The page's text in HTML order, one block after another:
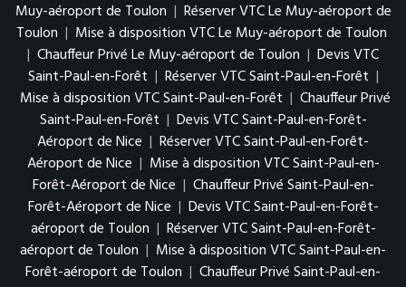
Muy-aéroport de Toulon | Réserver VTC Le Muy-aéroport de
Toulon | Mise à disposition VTC Le Muy-aéroport de Toulon
| Chauffeur Privé Le Muy-aéroport de Toulon | Devis VTC
Saint-Paul-en-Forêt | Réserver VTC Saint-Paul-en-Forêt |
Mise à disposition VTC Saint-Paul-en-Forêt | Chauffeur Privé
Saint-Paul-en-Forêt | Devis VTC Saint-Paul-en-Forêt-
Aéroport de Nice | Réserver VTC Saint-Paul-en-Forêt-
Aéroport de Nice | Mise à disposition VTC Saint-Paul-en-
Forêt-Aéroport de Nice | Chauffeur Privé Saint-Paul-en-
Forêt-Aéroport de Nice | Devis VTC Saint-Paul-en-Forêt-
aéroport de Toulon | Réserver VTC Saint-Paul-en-Forêt-
aéroport de Toulon | Mise à disposition VTC Saint-Paul-en-
Forêt-aéroport de Toulon | Chauffeur Privé Saint-Paul-en-